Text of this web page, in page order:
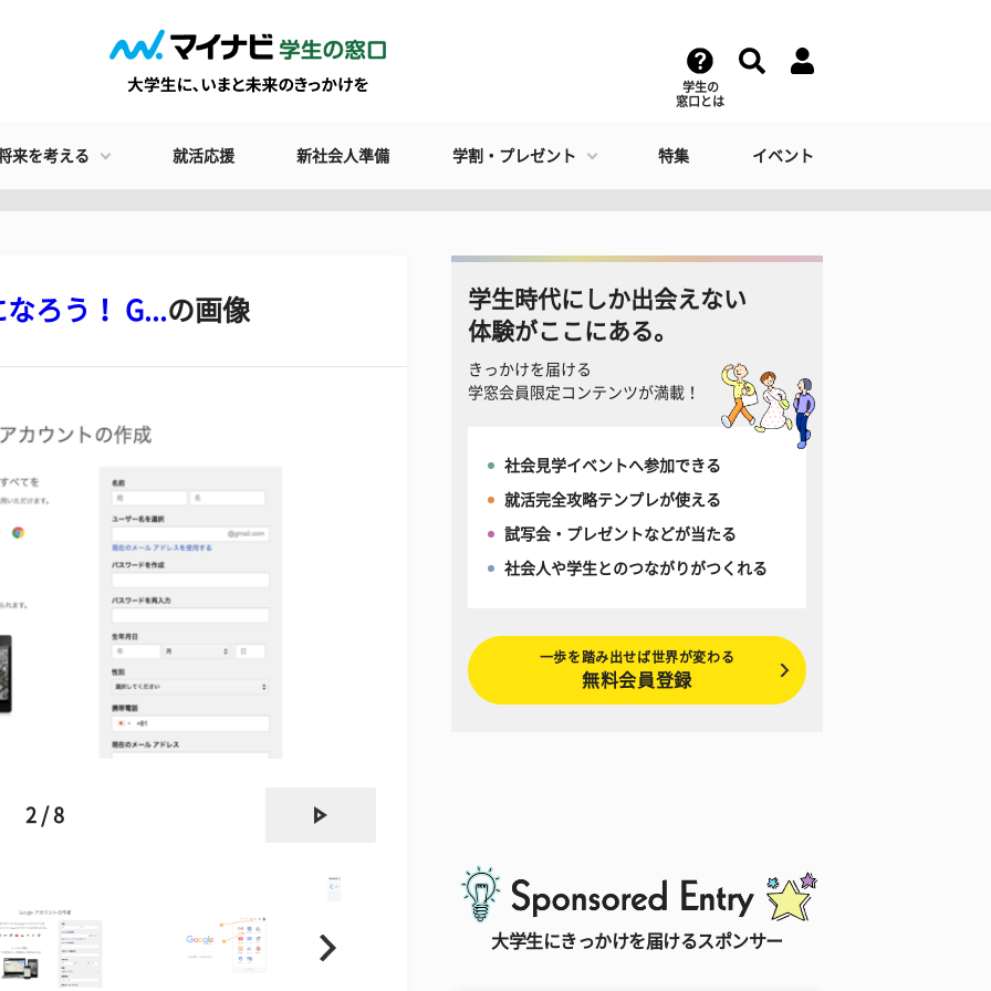
学生の
窓口とは
来を考える 就活応援 新社会人準備 学割・プレゼント 特集 イベント
ろう！ G...の画像
2 / 8
学生時代にしか出会えない
体験がここにある。
きっかけを届ける
学窓会員限定コンテンツが満載！
社会見学イベントへ参加できる
就活完全攻略テンプレが使える
試写会・プレゼントなどが当たる
社会人や学生とのつながりがつくれる
一歩を踏み出せば世界が変わる
無料会員登録
大学生にきっかけを届けるスポンサー